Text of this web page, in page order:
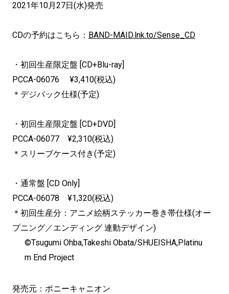
2021年10月27日(水)発売
CDの予約はこちら： BAND-MAID.lnk.to/Sense_CD
・初回生産限定盤 [CD+Blu-ray]
PCCA-06076 ¥3,410(税込)
＊デジパック仕様(予定)
・初回生産限定盤 [CD+DVD]
PCCA-06077 ¥2,310(税込)
＊スリーブケース付き(予定)
・通常盤 [CD Only]
PCCA-06078 ¥1,320(税込)
＊初回生産分：アニメ絵柄ステッカー巻き帯仕様(オー
プニング／エンディング 連動デザイン)
©Tsugumi Ohba,Takeshi Obata/SHUEISHA,Platinu
m End Project
発売元：ポニーキャニオン